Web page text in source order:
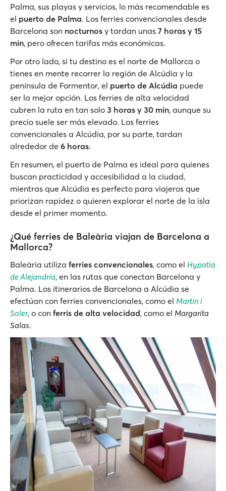
Palma, sus playas y servicios, lo más recomendable es
el puerto de Palma. Los ferries convencionales desde
Barcelona son nocturnos y tardan unas 7 horas y 15
min, pero ofrecen tarifas más económicas.
Por otro lado, si tu destino es el norte de Mallorca o
tienes en mente recorrer la región de Alcúdia y la
península de Formentor, el puerto de Alcúdia puede
ser la mejor opción. Los ferries de alta velocidad
cubren la ruta en tan solo 3 horas y 30 min, aunque su
precio suele ser más elevado. Los ferries
convencionales a Alcúdia, por su parte, tardan
alrededor de 6 horas.
En resumen, el puerto de Palma es ideal para quienes
buscan practicidad y accesibilidad a la ciudad,
mientras que Alcúdia es perfecto para viajeros que
priorizan rapidez o quieren explorar el norte de la isla
desde el primer momento.
¿Qué ferries de Baleària viajan de Barcelona a
Mallorca?
Baleària utiliza ferries convencionales, como el Hypatia
de Alejandría, en las rutas que conectan Barcelona y
Palma. Los itinerarios de Barcelona a Alcúdia se
efectúan con ferries convencionales, como el Martín i
Soler, o con ferris de alta velocidad, como el Margarita
Salas.